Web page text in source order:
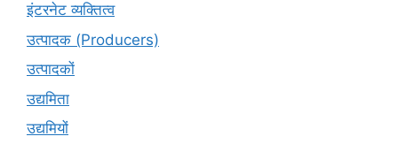
इंटरनेट व्यक्तित्व
उत्पादक (Producers)
उत्पादकों
उद्यमिता
उद्यमियों